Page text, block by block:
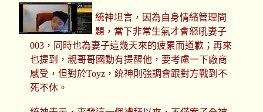
統神坦言，因為自身情緒管理問
題，當下非常生氣才會怒吼妻子
003，同時也為妻子這幾天來的疲累而道歉；再來
也提到，親哥哥國動有提醒他，要考慮一下廠商
感受，但對於Toyz，統神則強調會跟對方戰到不
死不休。